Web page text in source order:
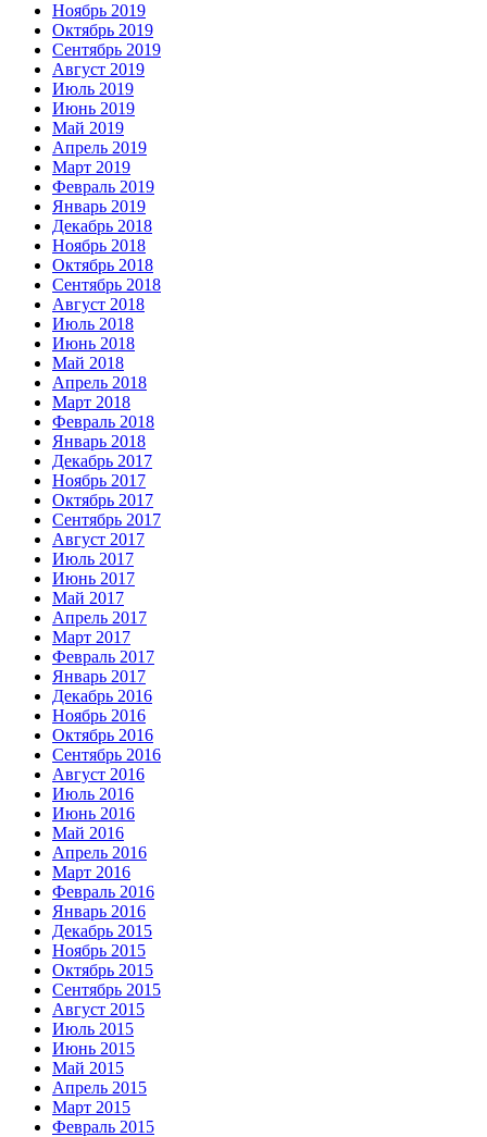
Ноябрь 2019
Октябрь 2019
Сентябрь 2019
Август 2019
Июль 2019
Июнь 2019
Май 2019
Апрель 2019
Март 2019
Февраль 2019
Январь 2019
Декабрь 2018
Ноябрь 2018
Октябрь 2018
Сентябрь 2018
Август 2018
Июль 2018
Июнь 2018
Май 2018
Апрель 2018
Март 2018
Февраль 2018
Январь 2018
Декабрь 2017
Ноябрь 2017
Октябрь 2017
Сентябрь 2017
Август 2017
Июль 2017
Июнь 2017
Май 2017
Апрель 2017
Март 2017
Февраль 2017
Январь 2017
Декабрь 2016
Ноябрь 2016
Октябрь 2016
Сентябрь 2016
Август 2016
Июль 2016
Июнь 2016
Май 2016
Апрель 2016
Март 2016
Февраль 2016
Январь 2016
Декабрь 2015
Ноябрь 2015
Октябрь 2015
Сентябрь 2015
Август 2015
Июль 2015
Июнь 2015
Май 2015
Апрель 2015
Март 2015
Февраль 2015